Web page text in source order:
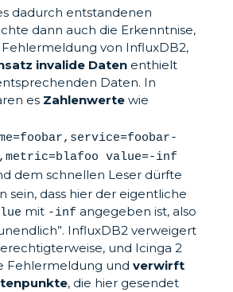
dadurch entstandenen
dann auch die Erkenntnise,
von InfluxDB2,
invalide Daten enthielt
Daten. In
es Zahlenwertewie
value=-inf
dem schnellen Leser dürfte
sein, dass hier der eigentliche
mit -inf angegeben ist, also
InfluxDB2 verweigert
und Icinga 2
Fehlermeldung und verwirft
, die hier gesendet